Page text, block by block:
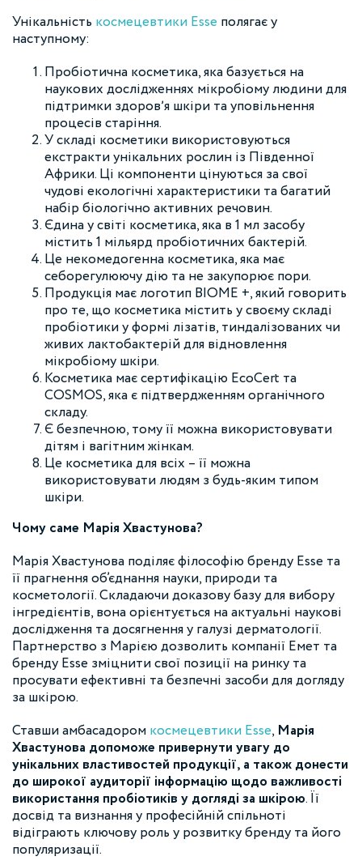
Унікальність космецевтики Esse полягає у
наступному:
Пробіотична косметика, яка базується на
наукових дослідженнях мікробіому людини для
підтримки здоровʼя шкіри та уповільнення
процесів старіння.
У складі косметики використовуються
екстракти унікальних рослин із Південної
Африки. Ці компоненти цінуються за свої
чудові екологічні характеристики та багатий
набір біологічно активних речовин.
Єдина у світі косметика, яка в 1 мл засобу
містить 1 мільярд пробіотичних бактерій.
Це некомедогенна косметика, яка має
себорегулюючу дію та не закупорює пори.
Продукція має логотип BIOME +, який говорить
про те, що косметика містить у своєму складі
пробіотики у формі лізатів, тиндалізованих чи
живих лактобактерій для відновлення
мікробіому шкіри.
Косметика має сертифікацію EcoCert та
COSMOS, яка є підтвердженням органічного
складу.
Є безпечною, тому її можна використовувати
дітям і вагітним жінкам.
Це косметика для всіх – її можна
використовувати людям з будь-яким типом
шкіри.
Чому саме Марія Хвастунова?
Марія Хвастунова поділяє філософію бренду Esse та
її прагнення об’єднання науки, природи та
косметології. Складаючи доказову базу для вибору
інгредієнтів, вона орієнтується на актуальні наукові
дослідження та досягнення у галузі дерматології.
Партнерство з Марією дозволить компанії Емет та
бренду Esse зміцнити свої позиції на ринку та
просувати ефективні та безпечні засоби для догляду
за шкірою.
Ставши амбасадором космецевтики Esse, Марія
Хвастунова допоможе привернути увагу до
унікальних властивостей продукції, а також донести
до широкої аудиторії інформацію щодо важливості
використання пробіотиків у догляді за шкірою. Її
досвід та визнання у професійній спільноті
відіграють ключову роль у розвитку бренду та його
популяризації.